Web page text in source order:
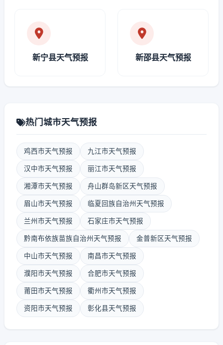
新宁县天气预报 新邵县天气预报
热门城市天气预报
鸡西市天气预报 九江市天气预报
汉中市天气预报 丽江市天气预报
湘潭市天气预报 舟山群岛新区天气预报
眉山市天气预报 临夏回族自治州天气预报
兰州市天气预报 石家庄市天气预报
黔南布依族苗族自治州天气预报 金普新区天气预报
中山市天气预报 南昌市天气预报
濮阳市天气预报 合肥市天气预报
莆田市天气预报 衢州市天气预报
资阳市天气预报 彰化县天气预报